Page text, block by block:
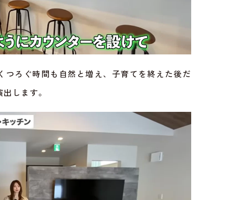
ろぐ時間も自然と増え、子育てを終えた後だ
します。